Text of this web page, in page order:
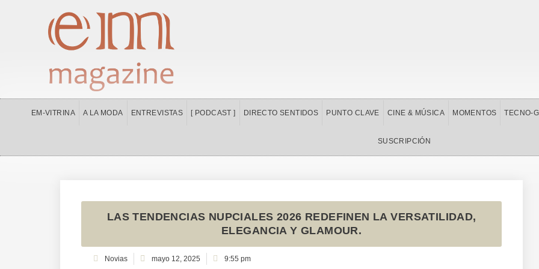
EM-VITRINA A LA MODA ENTREVISTAS [ PODCAST ] DIRECTO SENTIDOS PUNTO CLAVE CINE & MÚSICA MOMENTOS TECNO-
SUSCRIPCIÓN
LAS TENDENCIAS NUPCIALES 2026 REDEFINEN LA VERSATILIDAD,
ELEGANCIA Y GLAMOUR.
Novias mayo 12, 2025 9:55 pm